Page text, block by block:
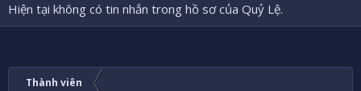
Hiện tại không có tin nhắn trong hồ sơ của Quỷ Lệ.
Thành viên